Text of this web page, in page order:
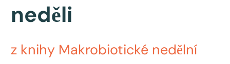
neděli
z knihy Makrobiotické nedělní